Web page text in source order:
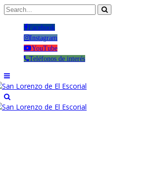
Facebook
Instagram
YouTube
Teléfonos de interés